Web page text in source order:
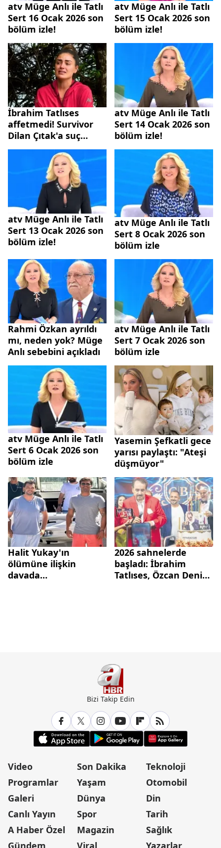
atv Müge Anlı ile Tatlı
Sert 16 Ocak 2026 son
bölüm izle!
atv Müge Anlı ile Tatlı
Sert 15 Ocak 2026 son
bölüm izle!
İbrahim Tatlıses
affetmedi! Survivor
Dilan Çıtak'a suç
duyurusu
atv Müge Anlı ile Tatlı
Sert 14 Ocak 2026 son
bölüm izle!
atv Müge Anlı ile Tatlı
Sert 13 Ocak 2026 son
bölüm izle!
atv Müge Anlı ile Tatlı
Sert 8 Ocak 2026 son
bölüm izle
Rahmi Özkan ayrıldı
mı, neden yok? Müge
Anlı sebebini açıkladı
atv Müge Anlı ile Tatlı
Sert 7 Ocak 2026 son
bölüm izle
atv Müge Anlı ile Tatlı
Sert 6 Ocak 2026 son
bölüm izle
Yasemin Şefkatli gece
yarısı paylaştı: "Ateşi
düşmüyor"
Halit Yukay'ın
ölümüne ilişkin
davada
2026 sahnelerde
başladı: İbrahim
Tatlıses, Özcan Deniz,
Bizi Takip Edin
Video
Programlar
Galeri
Canlı Yayın
A Haber Özel
Gündem
Son Dakika
Yaşam
Dünya
Spor
Magazin
Viral
Teknoloji
Otomobil
Din
Tarih
Sağlık
Yazarlar